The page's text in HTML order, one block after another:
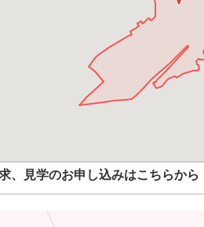
、見学のお申し込みはこちらから